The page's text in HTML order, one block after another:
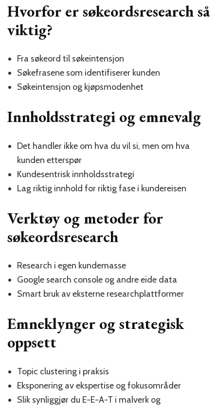
Hvorfor er søkeordsresearch så
viktig?
Fra søkeord til søkeintensjon
Søkefrasene som identifiserer kunden
Søkeintensjon og kjøpsmodenhet
Innholdsstrategi og emnevalg
Det handler ikke om hva du vil si, men om hva
kunden etterspør
Kundesentrisk innholdsstrategi
Lag riktig innhold for riktig fase i kundereisen
Verktøy og metoder for
søkeordsresearch
Research i egen kundemasse
Google search console og andre eide data
Smart bruk av eksterne researchplattformer
Emneklynger og strategisk
oppsett
Topic clustering i praksis
Eksponering av ekspertise og fokusområder
Slik synliggjør du E-E-A-T i malverk og